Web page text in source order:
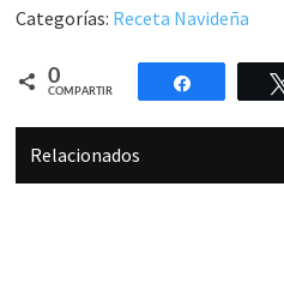
Categorías: Receta Navideña
0
COMPARTIR
Compartir
Relacionados